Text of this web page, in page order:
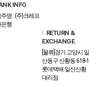
INFO
명 : (주)크레프
행
RETURN &
EXCHANGE
[물류]경기 고양시 일
산동구 산황동 618-1
롯데택배 일산산황
대리점